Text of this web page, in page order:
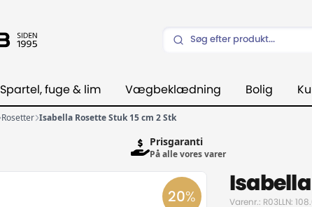
Spartel, fuge & lim Vægbeklædning Bolig
Rosetter Isabella Rosette Stuk 15 cm 2 Stk
Prisgaranti
På alle vores varer
20% Varenr.: R03L LN: